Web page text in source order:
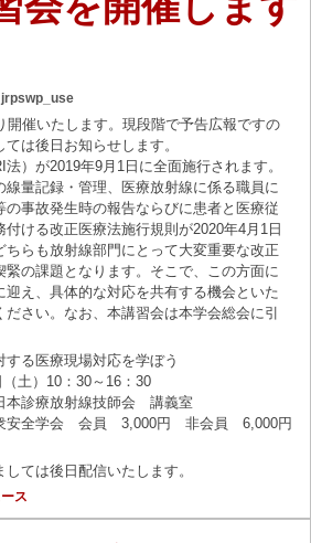
jrpswp_use
開催いたします。現段階で予告広報ですの
は後日お知らせします。
）が2019年9月1日に全面施行されます。
線量記録・管理、医療放射線に係る職員に
事故発生時の報告ならびに患者と医療従
ける改正医療法施行規則が2020年4月1日
ちらも放射線部門にとって大変重要な改正
の課題となります。そこで、この方面に
え、具体的な対応を共有する機会といた
さい。なお、本講習会は本学会総会に引
する医療現場対応を学ぼう
土）10：30～16：30
診療放射線技師会 講義室
安全学会 会員 3,000円 非会員 6,000円
ては後日配信いたします。
ス